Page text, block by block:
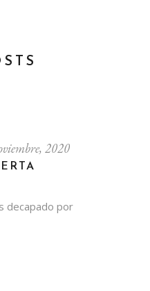
2020
decapado por